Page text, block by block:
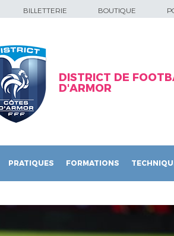
BILLETTERIE BOUTIQUE
DISTRICT DE
D'ARMOR
PRATIQUES FORMATIONS